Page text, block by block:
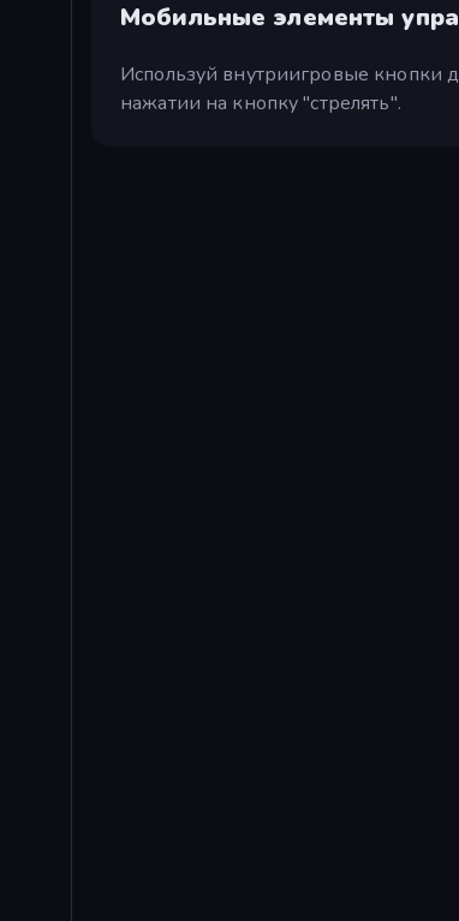
Мобильные элементы
Используй внутриигровые кнопки
нажатии на кнопку "стрелять".